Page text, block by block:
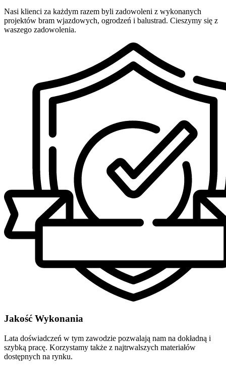
Nasi klienci za każdym razem byli zadowoleni z wykonanych
projektów bram wjazdowych, ogrodzeń i balustrad. Cieszymy się z
waszego zadowolenia.
Jakość Wykonania
Lata doświadczeń w tym zawodzie pozwalają nam na dokładną i
szybką pracę. Korzystamy także z najtrwalszych materiałów
dostępnych na rynku.